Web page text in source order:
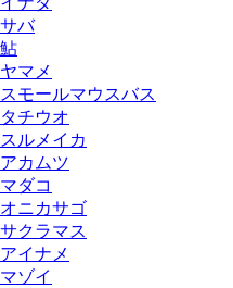
サバ
鮎
ヤマメ
スモールマウスバス
タチウオ
スルメイカ
アカムツ
マダコ
オニカサゴ
サクラマス
アイナメ
マゾイ